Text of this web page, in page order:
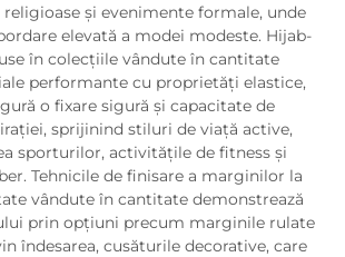
și evenimente formale, unde
elevată a modei modeste. Hijab-
în colecțiile vândute în cantitate
performante cu proprietăți elastice,
o fixare sigură și capacitate de
sprijinind stiluri de viață active,
sporturilor, activitățile de fitness și
Tehnicile de finisare a marginilor la
vândute în cantitate demonstrează
prin opțiuni precum marginile rulate
îndesarea, cusăturile decorative, care